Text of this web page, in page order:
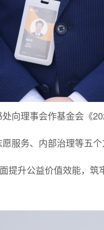
向理事会作基金会《
服务、内部治理等五
提升公益价值效能，